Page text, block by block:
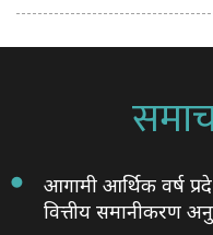
आगामी आर्थिक वर्ष
वित्तीय समानीकरण